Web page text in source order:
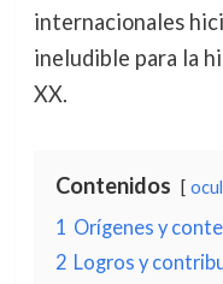
internacionales
ineludible para la
XX.
Contenidos
1 Orígenes y
2 Logros y